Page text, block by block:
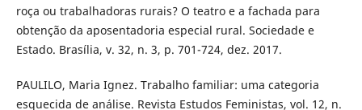
roça ou trabalhadoras rurais? O teatro e a fachada para
obtenção da aposentadoria especial rural. Sociedade e
Estado. Brasília, v. 32, n. 3, p. 701-724, dez. 2017.
PAULILO, Maria Ignez. Trabalho familiar: uma categoria
esquecida de análise. Revista Estudos Feministas, vol. 12, n.